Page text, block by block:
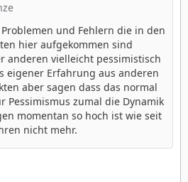
und Fehlern die in den
hier aufgekommen sind
anderen vielleicht pessimistisch
eigener Erfahrung aus anderen
aber sagen dass das normal
Pessimismus zumal die Dynamik
momentan so hoch ist wie seit
nicht mehr.